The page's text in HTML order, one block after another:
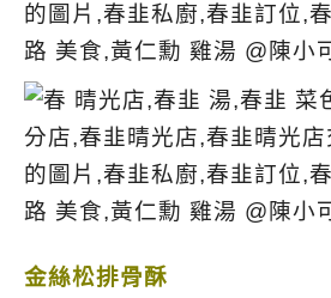
金絲松排骨酥